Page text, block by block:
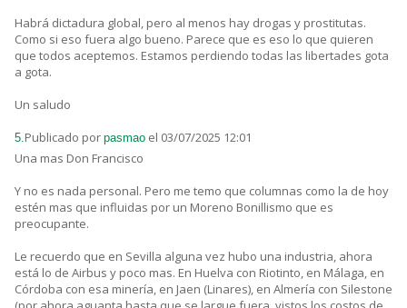
Habrá dictadura global, pero al menos hay drogas y prostitutas.
Como si eso fuera algo bueno. Parece que es eso lo que quieren
que todos aceptemos. Estamos perdiendo todas las libertades gota
a gota.
Un saludo
5.Publicado por pasmao el 03/07/2025 12:01
Una mas Don Francisco
Y no es nada personal. Pero me temo que columnas como la de hoy
estén mas que influidas por un Moreno Bonillismo que es
preocupante.
Le recuerdo que en Sevilla alguna vez hubo una industria, ahora
está lo de Airbus y poco mas. En Huelva con Riotinto, en Málaga, en
Córdoba con esa minería, en Jaen (Linares), en Almería con Silestone